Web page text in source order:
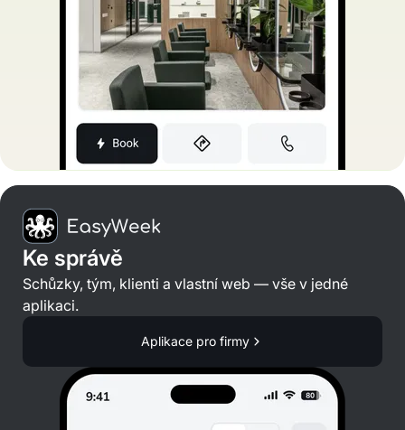
Ke správě
Schůzky, tým, klienti a vlastní web — vše v jedné
aplikaci.
Aplikace pro firmy